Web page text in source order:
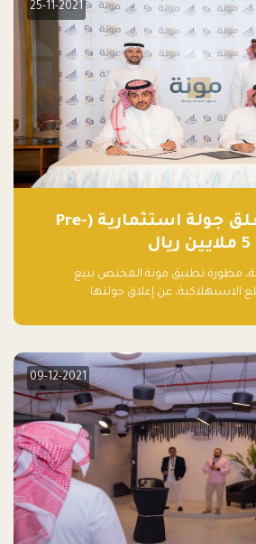
25-11-2021
تطبيق مونة يغلق جولة استثمارية (Pre-
مطورة تطبيق مونة المختص ببيع
الاستهلاكية، عن إغلاق جولتها
دعم المنشآت المحدودة وتسارع القابضة
09-12-2021